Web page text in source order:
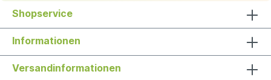
Shopservice
Informationen
Versandinformationen